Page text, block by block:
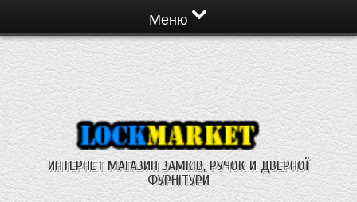
Меню
ИНТЕРНЕТ МАГАЗИН ЗАМКІВ, РУЧОК И ДВЕРНОЇ
ФУРНІТУРИ